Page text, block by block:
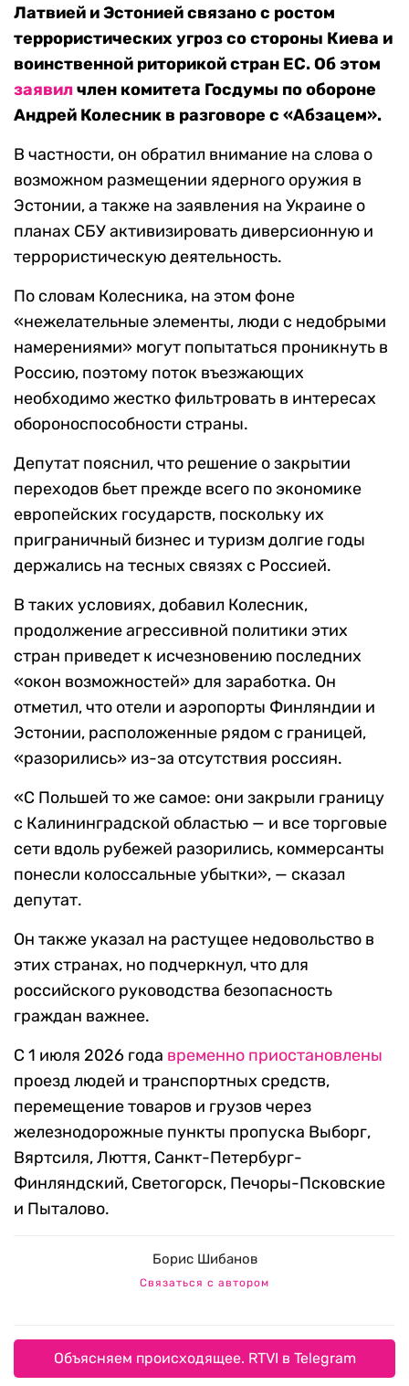
Латвией и Эстонией связано с ростом
террористических угроз со стороны Киева и
воинственной риторикой стран ЕС. Об этом
заявилчлен комитета Госдумы по обороне
Андрей Колесник в разговоре с «Абзацем».
В частности, он обратил внимание на слова о
возможном размещении ядерного оружия в
Эстонии, а также на заявления на Украине о
планах СБУ активизировать диверсионную и
террористическую деятельность.
По словам Колесника, на этом фоне
«нежелательные элементы, люди с недобрыми
намерениями» могут попытаться проникнуть в
Россию, поэтому поток въезжающих
необходимо жестко фильтровать в интересах
обороноспособности страны.
Депутат пояснил, что решение о закрытии
переходов бьет прежде всего по экономике
европейских государств, поскольку их
приграничный бизнес и туризм долгие годы
держались на тесных связях с Россией.
В таких условиях, добавил Колесник,
продолжение агрессивной политики этих
стран приведет к исчезновению последних
«окон возможностей» для заработка. Он
отметил, что отели и аэропорты Финляндии и
Эстонии, расположенные рядом с границей,
«разорились» из-за отсутствия россиян.
«С Польшей то же самое: они закрыли границу
с Калининградской областью — и все торговые
сети вдоль рубежей разорились, коммерсанты
понесли колоссальные убытки», — сказал
депутат.
Он также указал на растущее недовольство в
этих странах, но подчеркнул, что для
российского руководства безопасность
граждан важнее.
С 1 июля 2026 года временно приостановлены
проезд людей и транспортных средств,
перемещение товаров и грузов через
железнодорожные пункты пропуска Выборг,
Вяртсиля, Люття, Санкт-Петербург-
Финляндский, Светогорск, Печоры-Псковские
и Пыталово.
Борис Шибанов
Связаться с автором
Объясняем происходящее. RTVI в Telegram